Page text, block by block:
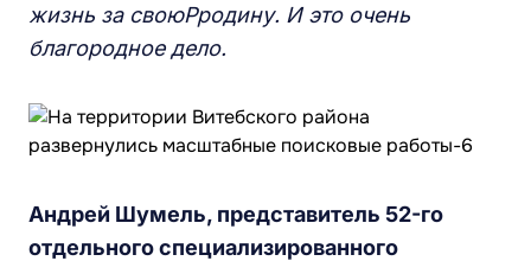
жизнь за своюРродину. И это очень
благородное дело.
Андрей Шумель, представитель 52-го
отдельного специализированного